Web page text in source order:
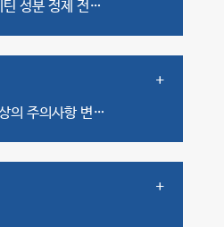
틴 성분 정제 전…
+
의 주의사항 변…
+